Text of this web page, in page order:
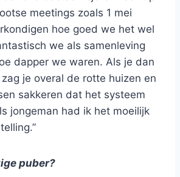
meetings zoals 1 mei
hoe goed we het wel
we als samenleving
dapper we waren. Als je dan
je overal de rotte huizen en
sakkeren dat het systeem
jongeman had ik het moeilijk
puber?